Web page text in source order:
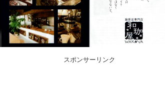
スポンサーリンク